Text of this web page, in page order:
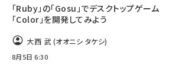
「Ruby」の「Gosu」でデスクトップゲーム
「Color」を開発してみよう
大西 武 (オオニシ タケシ)
8月5日 6:30